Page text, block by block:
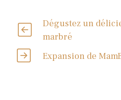
Dégustez un
marbré
Expansion de